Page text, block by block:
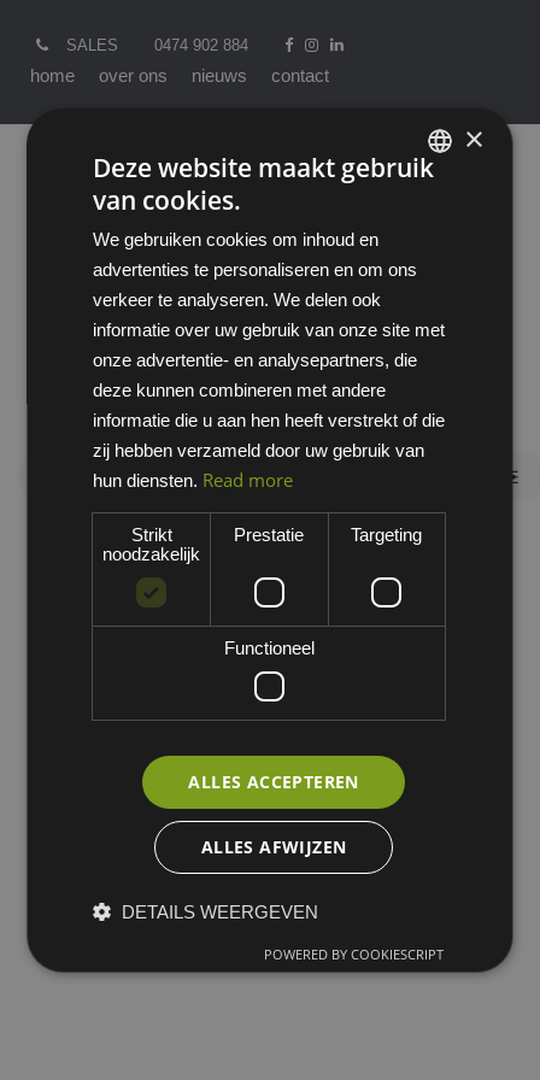
SALES 0474 902 884
home over ons nieuws contact
Producten All Maatwerk
Ergonomische bureaus
Ergonomische
bureaus
Geen product gedefinieerd
Geen product gedefinieerd in deze categorie.
×
Deze website maakt gebruik
van cookies.
We gebruiken cookies om inhoud en
advertenties te personaliseren en om ons
verkeer te analyseren. We delen ook
informatie over uw gebruik van onze site met
onze advertentie- en analysepartners, die
deze kunnen combineren met andere
informatie die u aan hen heeft verstrekt of die
zij hebben verzameld door uw gebruik van
hun diensten. Read more
Strikt
noodzakelijk
Prestatie Targeting
Functioneel
ALLES ACCEPTEREN
ALLES AFWIJZEN
DETAILS WEERGEVEN
POWERED BY COOKIESCRIPT